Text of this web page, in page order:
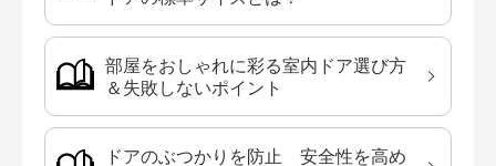
部屋をおしゃれに彩る室内ドア選び方
＆失敗しないポイント
ドアのぶつかりを防止 安全性を高め